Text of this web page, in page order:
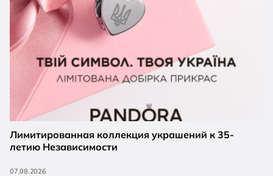
Лимитированная коллекция украшений к 35-
летию Независимости
07.08.2026